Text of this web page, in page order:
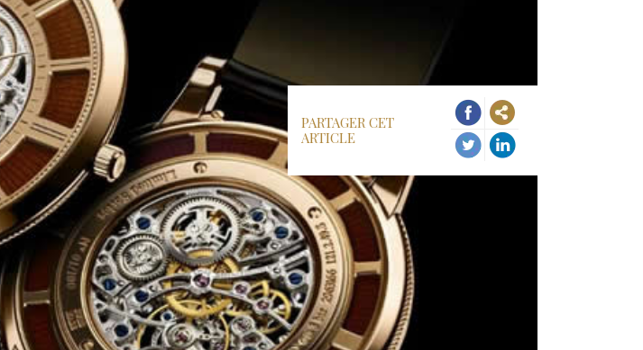
PARTAGER CET
ARTICLE